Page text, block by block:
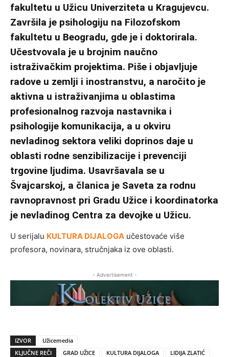
fakultetu u Užicu Univerziteta u Kragujevcu.
Završila je psihologiju na Filozofskom
fakultetu u Beogradu, gde je i doktorirala.
Učestvovala je u brojnim naučno
istraživačkim projektima. Piše i objavljuje
radove u zemlji i inostranstvu, a naročito je
aktivna u istraživanjima u oblastima
profesionalnog razvoja nastavnika i
psihologije komunikacija, a u okviru
nevladinog sektora veliki doprinos daje u
oblasti rodne senzibilizacije i prevenciji
trgovine ljudima. Usavršavala se u
Švajcarskoj, a članica je Saveta za rodnu
ravnopravnost pri Gradu Užice i koordinatorka
je nevladinog Centra za devojke u Užicu.
U serijalu KULTURA DIJALOGA učestovaće više
profesora, novinara, stručnjaka iz ove oblasti.
- Advertisement -
IZVOR
Užicemedia
KLJUČNE REČI
GRAD UŽICE KULTURA DIJALOGA
LIDIJA ZLATIĆ